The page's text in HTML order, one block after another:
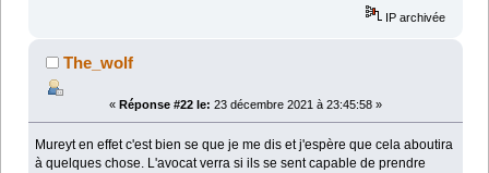
IP archivée
The_wolf
« Réponse #22 le: 23 décembre 2021 à 23:45:58 »
Mureyt en effet c'est bien se que je me dis et j'espère que cela aboutira
à quelques chose. L'avocat verra si ils se sent capable de prendre